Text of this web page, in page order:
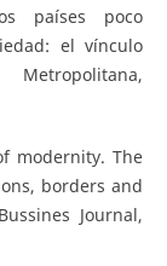
países poco
el vínculo
modernity. The
borders and
Journal,